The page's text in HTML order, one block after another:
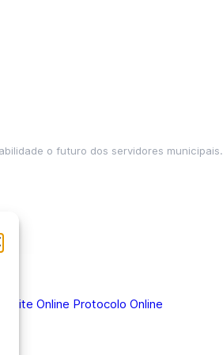
o futuro dos servidores municipais.
Online Protocolo Online